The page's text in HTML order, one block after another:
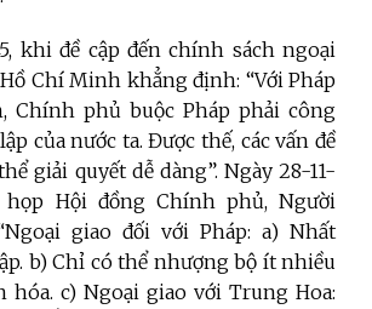
khi đề cập đến chính sách ngoại
Chí Minh khẳng định: “Với Pháp
Chính phủ buộc Pháp phải công
của nước ta. Được thế, các vấn đề
giải quyết dễ dàng”. Ngày 28-11-
họp Hội đồng Chính phủ, Người
giao đối với Pháp: a) Nhất
b) Chỉ có thể nhượng bộ ít nhiều
hóa. c) Ngoại giao với Trung Hoa: